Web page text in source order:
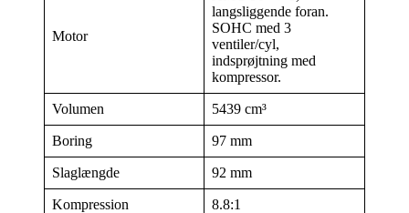
Motor
langsliggende foran.
SOHC med 3
ventiler/cyl,
indsprøjtning med
kompressor.
Volumen 5439 cm³
Boring 97 mm
Slaglængde 92 mm
Kompression 8.8:1